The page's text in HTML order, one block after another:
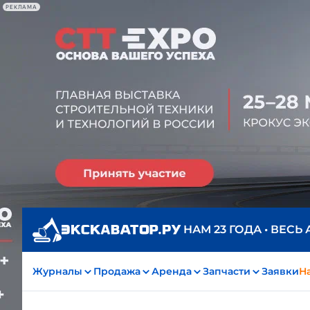
РЕКЛАМА
НАМ 23 ГОДА • ВЕСЬ
Журналы Продажа Аренда Запчасти Заявки